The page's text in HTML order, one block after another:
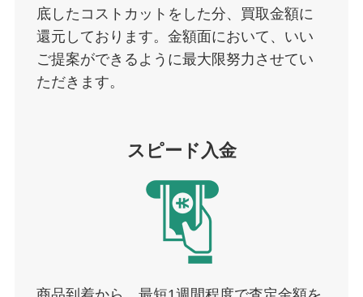
底したコストカットをした分、買取金額に
還元しております。金額面において、いい
ご提案ができるように最大限努力させてい
ただきます。
スピード入金